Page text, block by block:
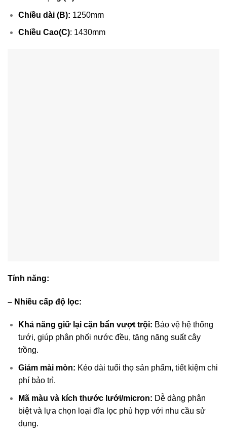
Chiều dài (B): 1250mm
Chiều Cao(C): 1430mm
Tính năng:
– Nhiều cấp độ lọc:
Khả năng giữ lại cặn bẩn vượt trội: Bảo vệ hệ thống
tưới, giúp phân phối nước đều, tăng năng suất cây
trồng.
Giảm mài mòn: Kéo dài tuổi thọ sản phẩm, tiết kiệm chi
phí bảo trì.
Mã màu và kích thước lưới/micron: Dễ dàng phân
biệt và lựa chọn loại đĩa lọc phù hợp với nhu cầu sử
dụng.